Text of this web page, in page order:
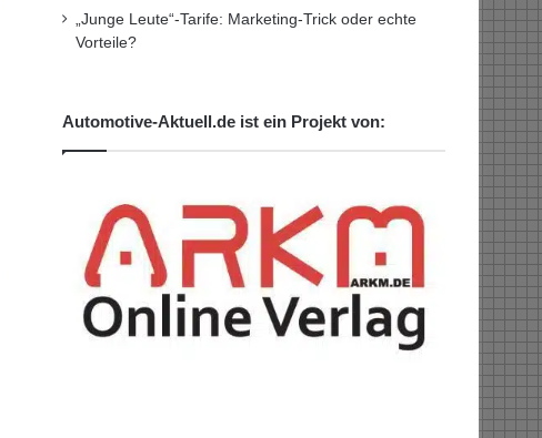
„Junge Leute“-Tarife: Marketing-Trick oder echte
Vorteile?
Automotive-Aktuell.de ist ein Projekt von: